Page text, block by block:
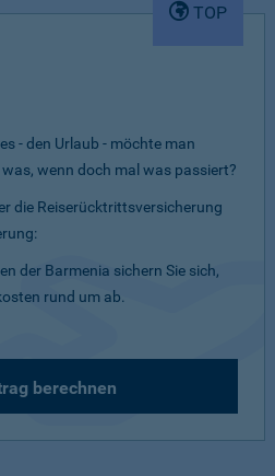
TOP
- den Urlaub - möchte man
wenn doch mal was passiert?
die Reiserücktrittsversicherung
der Barmenia sichern Sie sich,
rund um ab.
berechnen